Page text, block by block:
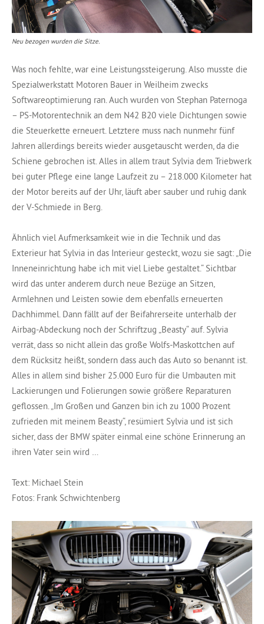
Neu bezogen wurden die Sitze.
Was noch fehlte, war eine Leistungssteigerung. Also musste die
Spezialwerkstatt Motoren Bauer in Weilheim zwecks
Softwareoptimierung ran. Auch wurden von Stephan Paternoga
– PS-Motorentechnik an dem N42 B20 viele Dichtungen sowie
die Steuerkette erneuert. Letztere muss nach nunmehr fünf
Jahren allerdings bereits wieder ausgetauscht werden, da die
Schiene gebrochen ist. Alles in allem traut Sylvia dem Triebwerk
bei guter Pflege eine lange Laufzeit zu – 218.000 Kilometer hat
der Motor bereits auf der Uhr, läuft aber sauber und ruhig dank
der V-Schmiede in Berg.
Ähnlich viel Aufmerksamkeit wie in die Technik und das
Exterieur hat Sylvia in das Interieur gesteckt, wozu sie sagt: „Die
Inneneinrichtung habe ich mit viel Liebe gestaltet.“ Sichtbar
wird das unter anderem durch neue Bezüge an Sitzen,
Armlehnen und Leisten sowie dem ebenfalls erneuerten
Dachhimmel. Dann fällt auf der Beifahrerseite unterhalb der
Airbag-Abdeckung noch der Schriftzug „Beasty“ auf. Sylvia
verrät, dass so nicht allein das große Wolfs-Maskottchen auf
dem Rücksitz heißt, sondern dass auch das Auto so benannt ist.
Alles in allem sind bisher 25.000 Euro für die Umbauten mit
Lackierungen und Folierungen sowie größere Reparaturen
geflossen. „Im Großen und Ganzen bin ich zu 1000 Prozent
zufrieden mit meinem Beasty“, resümiert Sylvia und ist sich
sicher, dass der BMW später einmal eine schöne Erinnerung an
ihren Vater sein wird …
Text: Michael Stein
Fotos: Frank Schwichtenberg